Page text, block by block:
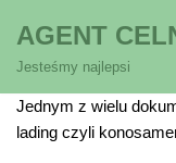
Przejdź
treści
AGENT
Jesteśmy najlepsi
Jednym z wielu
lading czyli